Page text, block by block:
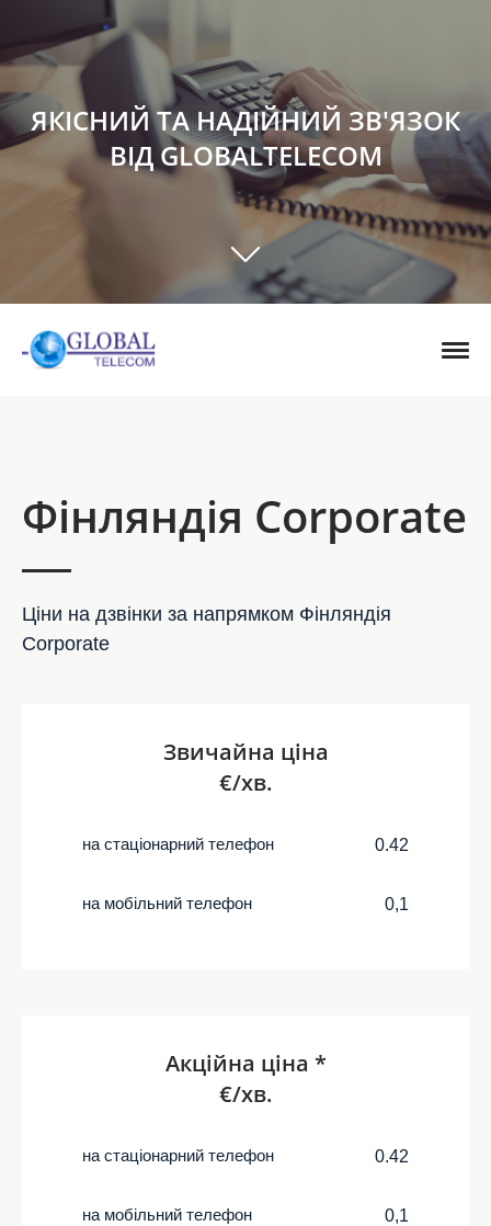
ЯКІСНИЙ ТА НАДІЙНИЙ ЗВ'ЯЗОК
ВІД GLOBALTELECOM
Фінляндія Corporate
Ціни на дзвінки за напрямком Фінляндія
Corporate
Звичайна ціна
€/хв.
на стаціонарний телефон 0.42
на мобільний телефон 0,1
Акційна ціна *
€/хв.
на стаціонарний телефон 0.42
на мобільний телефон 0,1